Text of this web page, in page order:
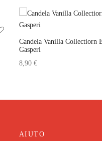
Candela Vanilla Collectiorn
Gasperi
8,90 €
AIUTO